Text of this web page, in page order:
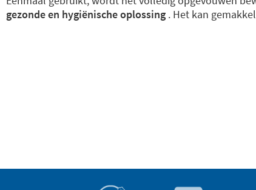
gezonde en hygiënische oplossing . Het kan